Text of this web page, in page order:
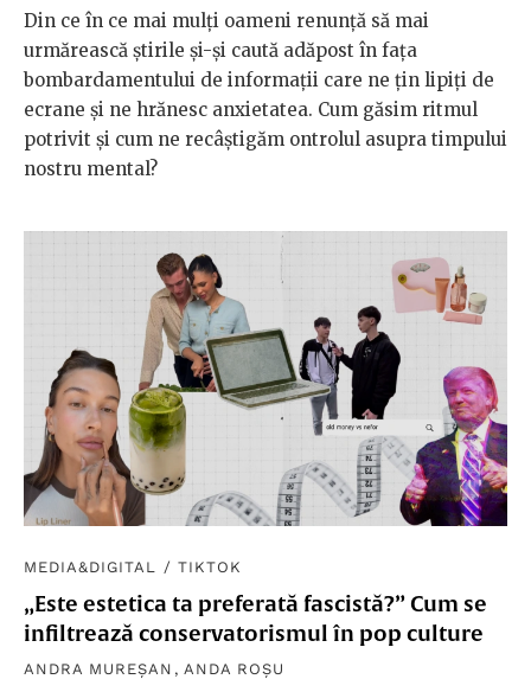
Din ce în ce mai mulți oameni renunță să mai
urmărească știrile și-și caută adăpost în fața
bombardamentului de informații care ne țin lipiți de
ecrane și ne hrănesc anxietatea. Cum găsim ritmul
potrivit și cum ne recâștigăm ontrolul asupra timpului
nostru mental?
MEDIA&DIGITAL / TIKTOK
„Este estetica ta preferată fascistă?” Cum se
infiltrează conservatorismul în pop culture
ANDRA MUREȘAN , ANDA ROȘU